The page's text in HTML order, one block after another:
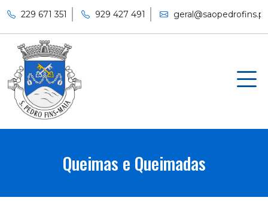
229 671 351 929 427 491 geral@saopedrofins.pt
Queimas e Queimadas